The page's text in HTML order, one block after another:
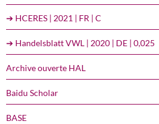
➔ HCERES | 2021 | FR | C
➔ Handelsblatt VWL | 2020 | DE | 0,025
Archive ouverte HAL
Baidu Scholar
BASE